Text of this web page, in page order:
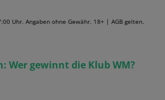
Uhr. Angaben ohne Gewähr. 18+ | AGB gelten.
Wer gewinnt die Klub WM?